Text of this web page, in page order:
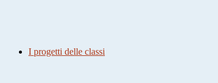
I progetti delle classi